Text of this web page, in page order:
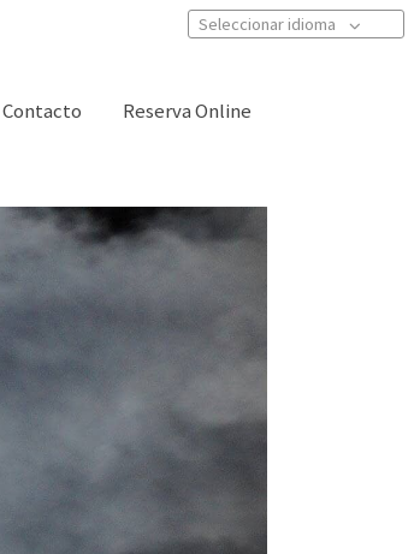
Seleccionar idioma
Contacto Reserva Online